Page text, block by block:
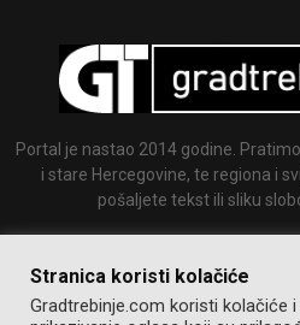
Portal je nastao 2014 godine.
i stare Hercegovine, te regiona i
pošaljete tekst ili sliku
Stranica koristi kolačiće
Gradtrebinje.com koristi kolačiće